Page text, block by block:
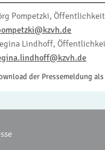
Pompetzki,
Lindhoff,
der Pressemeldung